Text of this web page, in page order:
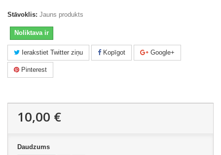
Stāvoklis: Jauns produkts
Noliktava ir
Ierakstiet Twitter ziņu Kopīgot Google+
Pinterest
10,00 €
Daudzums